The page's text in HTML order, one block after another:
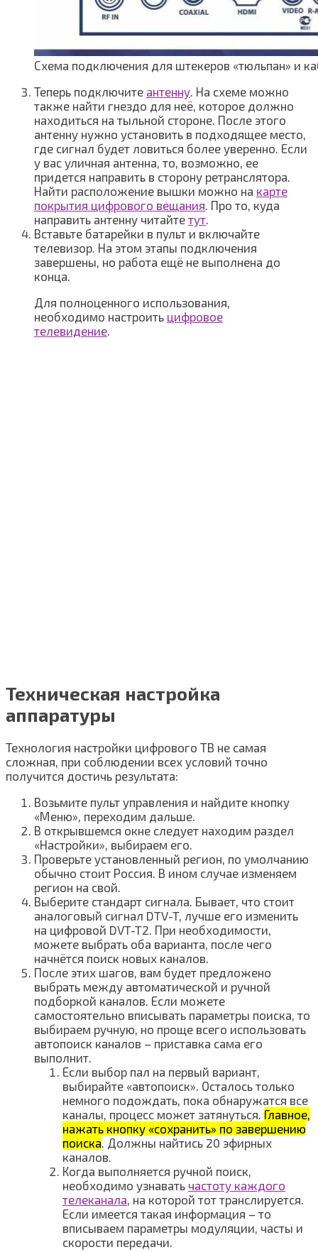
Схема подключения для штекеров «тюльпан» и
Теперь подключите антенну . На схеме можно
также найти гнездо для неё, которое должно
находиться на тыльной стороне. После этого
антенну нужно установить в подходящее место,
где сигнал будет ловиться более уверенно. Если
у вас уличная антенна, то, возможно, ее
придется направить в сторону ретранслятора.
Найти расположение вышки можно на карте
покрытия цифрового вещания . Про то, куда
направить антенну читайте тут
Вставьте батарейки в пульт и включайте
телевизор. На этом этапы подключения
завершены, но работа ещё не выполнена до
конца.
Для полноценного использования,
необходимо настроить цифровое
телевидение
Техническая настройка
аппаратуры
Технология настройки цифрового ТВ не самая
сложная, при соблюдении всех условий точно
получится достичь результата:
Возьмите пульт управления и найдите кнопку
«Меню», переходим дальше.
В открывшемся окне следует находим раздел
«Настройки», выбираем его.
Проверьте установленный регион, по умолчанию
обычно стоит Россия. В ином случае изменяем
регион на свой.
Выберите стандарт сигнала. Бывает, что стоит
аналоговый сигнал DTV-T, лучше его изменить
на цифровой DVT-T2. При необходимости,
можете выбрать оба варианта, после чего
начнётся поиск новых каналов.
После этих шагов, вам будет предложено
выбрать между автоматической и ручной
подборкой каналов. Если можете
самостоятельно вписывать параметры поиска, то
выбираем ручную, но проще всего использовать
автопоиск каналов – приставка сама его
выполнит.
Если выбор пал на первый вариант,
выбирайте «автопоиск». Осталось только
немного подождать, пока обнаружатся все
каналы, процесс может затянуться. Главное,
нажать кнопку «сохранить» по завершению
поиска . Должны найтись 20 эфирных
каналов.
Когда выполняется ручной поиск,
необходимо узнавать частоту каждого
телеканала , на которой тот транслируется.
Если имеется такая информация – то
вписываем параметры модуляции, часты и
скорости передачи.